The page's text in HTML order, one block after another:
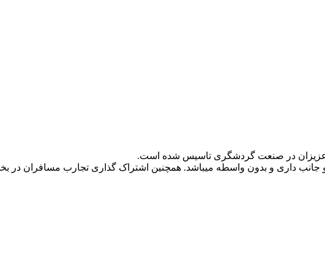
داری و بدون واسطه میباشد. همچنین اشتراک گذاری تجارب مسافران در